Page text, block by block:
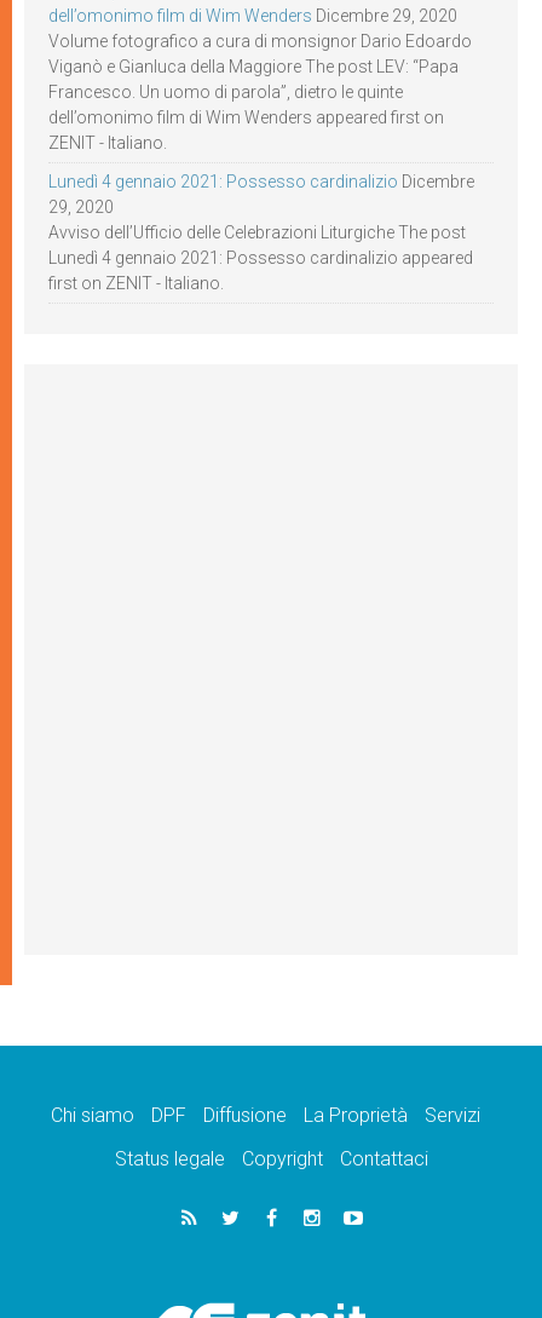
dell’omonimo film di Wim Wenders Dicembre 29, 2020
Volume fotografico a cura di monsignor Dario Edoardo
Viganò e Gianluca della Maggiore The post LEV: “Papa
Francesco. Un uomo di parola”, dietro le quinte
dell’omonimo film di Wim Wenders appeared first on
ZENIT - Italiano.
Lunedì 4 gennaio 2021: Possesso cardinalizio Dicembre
29, 2020
Avviso dell’Ufficio delle Celebrazioni Liturgiche The post
Lunedì 4 gennaio 2021: Possesso cardinalizio appeared
first on ZENIT - Italiano.
Chi siamo DPF Diffusione La Proprietà
Servizi
Status legale
Copyright Contattaci